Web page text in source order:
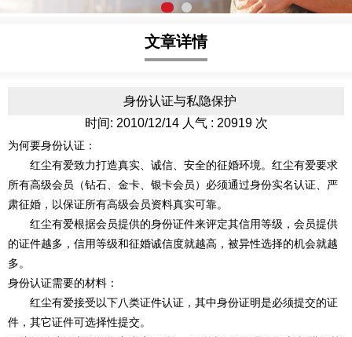
文章详情
身份认证与私隐保护
时间: 2010/12/14 人气 : 20919 次
为何要身份认证：
红尘有爱致力打造真实、诚信、安全的征婚环境。红尘有爱要求
所有高级会员（钻石、金卡、银卡会员）必须通过身份实名认证、严
肃征婚，以保证所有高级会员资料真实可靠。
红尘有爱根据会员提供的身份证件来评定其信用等级，会员提供
的证件越多，信用等级和征婚诚信度就越高，被异性选择的机会就越
多。
身份认证需要的材料：
红尘有爱接受以下八类证件认证，其中身份证明是必须提交的证
件，其它证件可选择性提交。